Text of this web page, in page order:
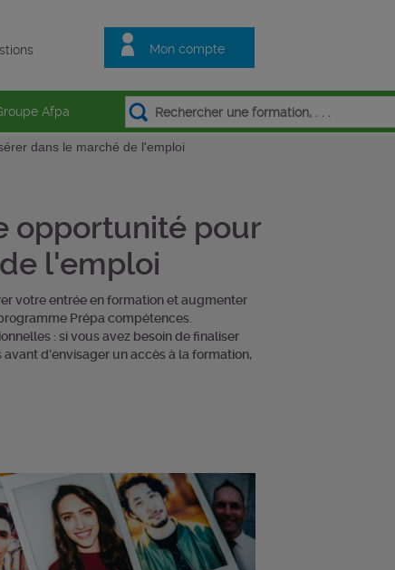
Mon compte
Afpa
dans le marché de l'emploi
opportunité pour
l'emploi
votre entrée en formation et augmenter
Prépa compétences.
: si vous avez besoin de finaliser
d’envisager un accès à la formation,